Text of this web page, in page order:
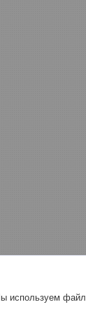
используем